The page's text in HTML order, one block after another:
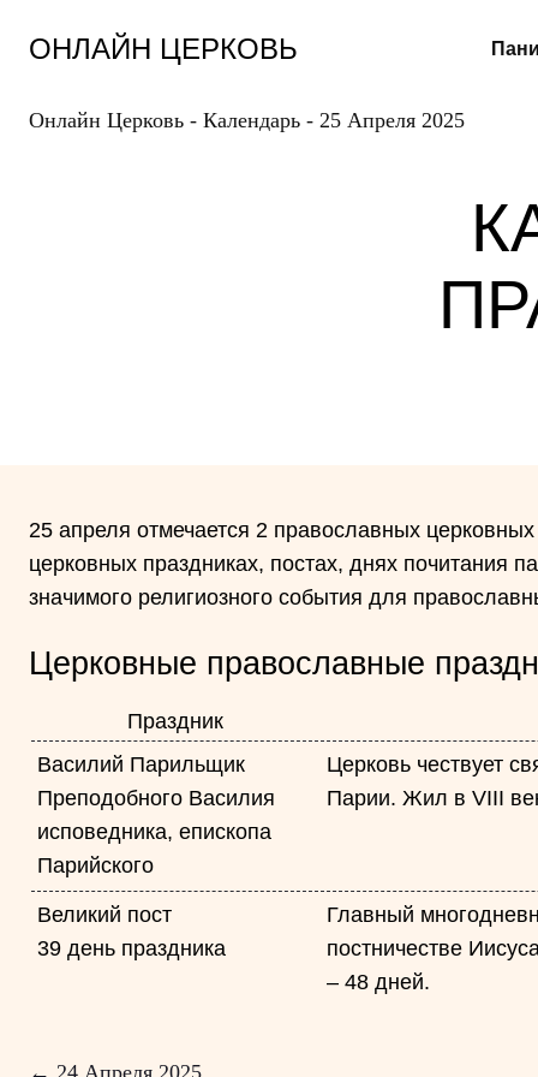
содержанию
ОНЛАЙН ЦЕРКОВЬ
Онлайн Церковь - Календарь - 25 Апреля 2025
25 апреля отмечается 2 православных
церковных праздниках, постах, днях почитания
значимого религиозного события для
Церковные православные
Праздник
Василий Парильщик
Преподобного Василия
исповедника, епископа
Парийского
Церковь чествует
Парии. Жил в VIII
Великий пост
39 день праздника
Главный
постничестве
– 48 дней.